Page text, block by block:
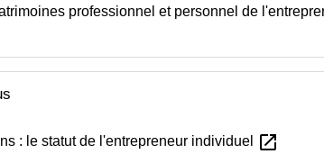
professionnel et personnel de
: le statut de l'entrepreneur individuel open_in_new